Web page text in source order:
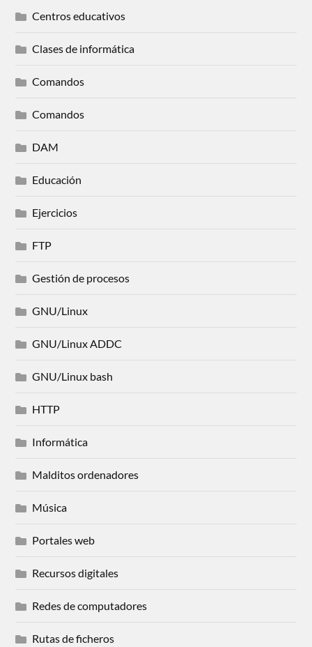
Centros educativos
Clases de informática
Comandos
Comandos
DAM
Educación
Ejercicios
FTP
Gestión de procesos
GNU/Linux
GNU/Linux ADDC
GNU/Linux bash
HTTP
Informática
Malditos ordenadores
Música
Portales web
Recursos digitales
Redes de computadores
Rutas de ficheros